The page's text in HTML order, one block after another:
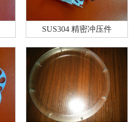
SUS304 精密冲压件